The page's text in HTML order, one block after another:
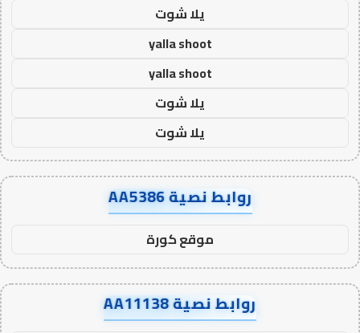
يلا شوت
yalla shoot
yalla shoot
يلا شوت
يلا شوت
روابط نصية AA5386
موقع كورة
روابط نصية AA11138